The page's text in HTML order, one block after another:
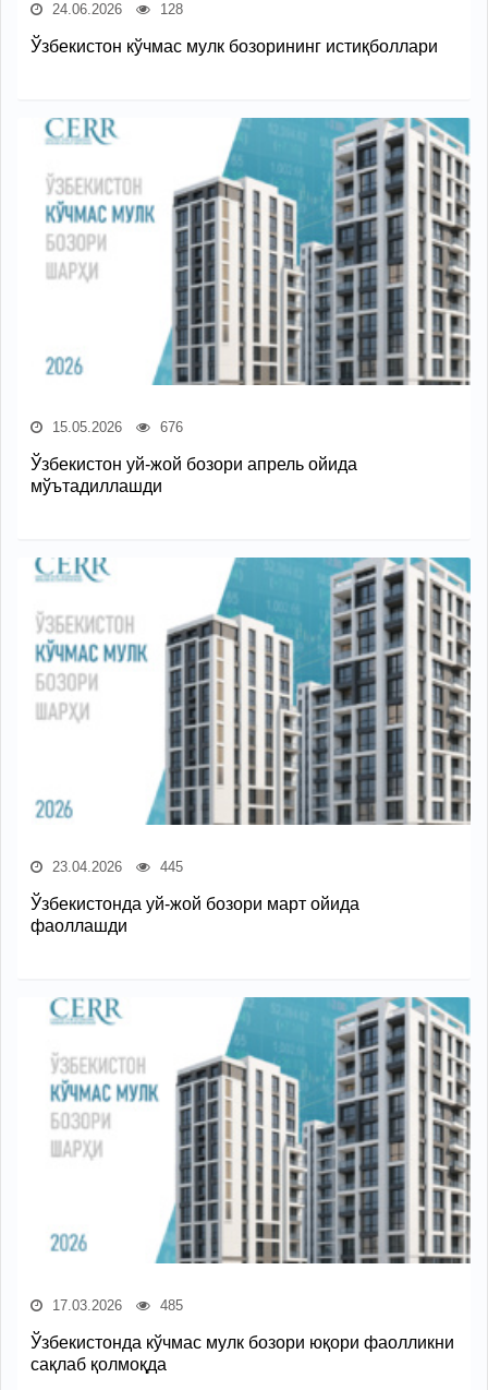
24.06.2026 128
Ўзбекистон кўчмас мулк бозорининг истиқболлари
15.05.2026 676
Ўзбекистон уй-жой бозори апрель ойида
мўътадиллашди
23.04.2026 445
Ўзбекистонда уй-жой бозори март ойида
фаоллашди
17.03.2026 485
Ўзбекистонда кўчмас мулк бозори юқори фаолликни
сақлаб қолмоқда